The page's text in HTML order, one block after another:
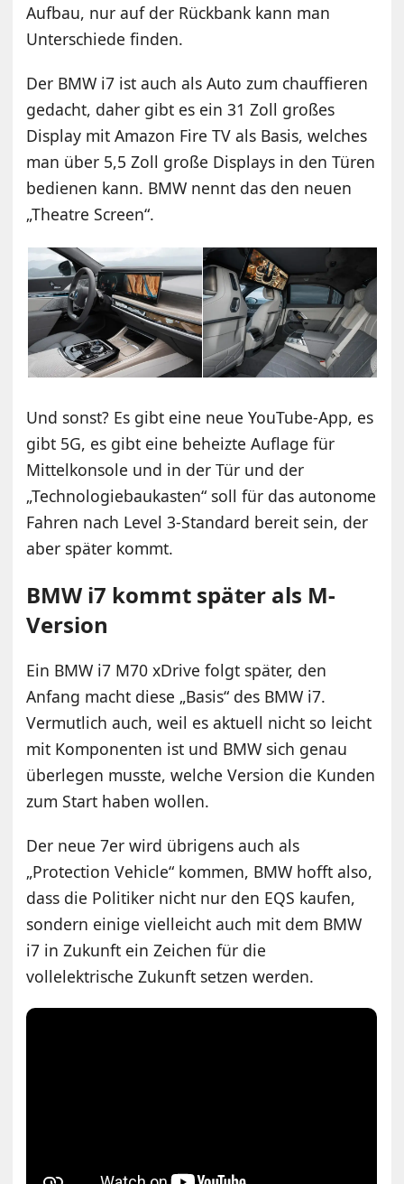
Aufbau, nur auf der Rückbank kann man
Unterschiede finden.
Der BMW i7 ist auch als Auto zum chauffieren
gedacht, daher gibt es ein 31 Zoll großes
Display mit Amazon Fire TV als Basis, welches
man über 5,5 Zoll große Displays in den Türen
bedienen kann. BMW nennt das den neuen
„Theatre Screen“.
Und sonst? Es gibt eine neue YouTube-App, es
gibt 5G, es gibt eine beheizte Auflage für
Mittelkonsole und in der Tür und der
„Technologiebaukasten“ soll für das autonome
Fahren nach Level 3-Standard bereit sein, der
aber später kommt.
BMW i7 kommt später als M-
Version
Ein BMW i7 M70 xDrive folgt später, den
Anfang macht diese „Basis“ des BMW i7.
Vermutlich auch, weil es aktuell nicht so leicht
mit Komponenten ist und BMW sich genau
überlegen musste, welche Version die Kunden
zum Start haben wollen.
Der neue 7er wird übrigens auch als
„Protection Vehicle“ kommen, BMW hofft also,
dass die Politiker nicht nur den EQS kaufen,
sondern einige vielleicht auch mit dem BMW
i7 in Zukunft ein Zeichen für die
vollelektrische Zukunft setzen werden.